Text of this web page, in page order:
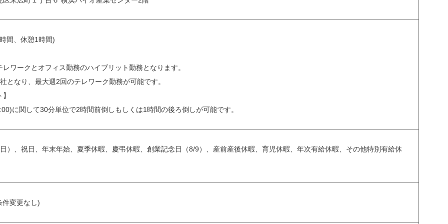
間、休憩1時間)
ワークとオフィス勤務のハイブリット勤務となります。
となり、最大週2回のテレワーク勤務が可能です。
に関して30分単位で2時間前倒しもしくは1時間の後ろ倒しが可能です。
）、祝日、年末年始、夏季休暇、慶弔休暇、創業記念日（8/9）、産前産後休暇、育児休暇、年次有給休暇、その他特別有給休
件変更なし)